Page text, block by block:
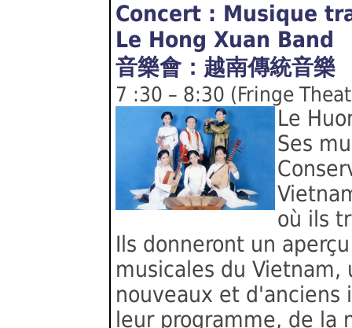
Concert : Musique
Le Hong Xuan Band
音樂會：越南傳統音樂
7 :30 – 8:30 (Fringe
Le
Ses
où ils
Ils donneront un
musicales du
nouveaux et d'anciens
leur programme, de la